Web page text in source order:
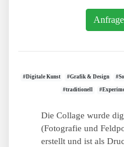
#Digitale Kunst #Grafik & Design
#traditionell
Die Collage wurde
(Fotografie und
erstellt und ist als